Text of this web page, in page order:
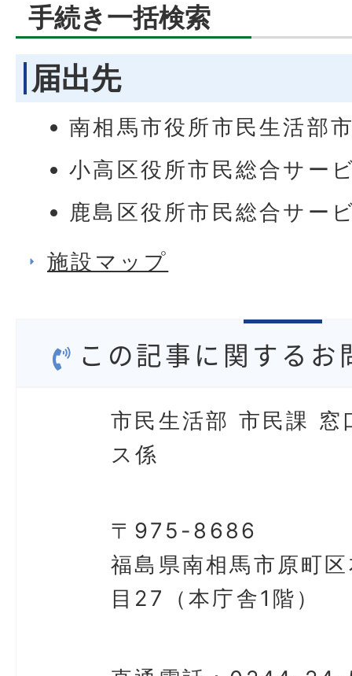
手続き一括検索
届出先
南相馬市役所市民生活部
小高区役所市民総合サー
鹿島区役所市民総合サー
施設マップ
この記事に関するお
市民生活部 市民課 窓
ス係
〒975-8686
福島県南相馬市原町
目27（本庁舎1階）